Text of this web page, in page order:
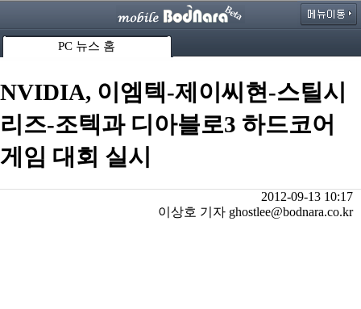
PC 뉴스 홈
NVIDIA, 이엠텍-제이씨현-스틸시
리즈-조텍과 디아블로3 하드코어
게임 대회 실시
2012-09-13 10:17
이상호 기자 ghostlee@bodnara.co.kr